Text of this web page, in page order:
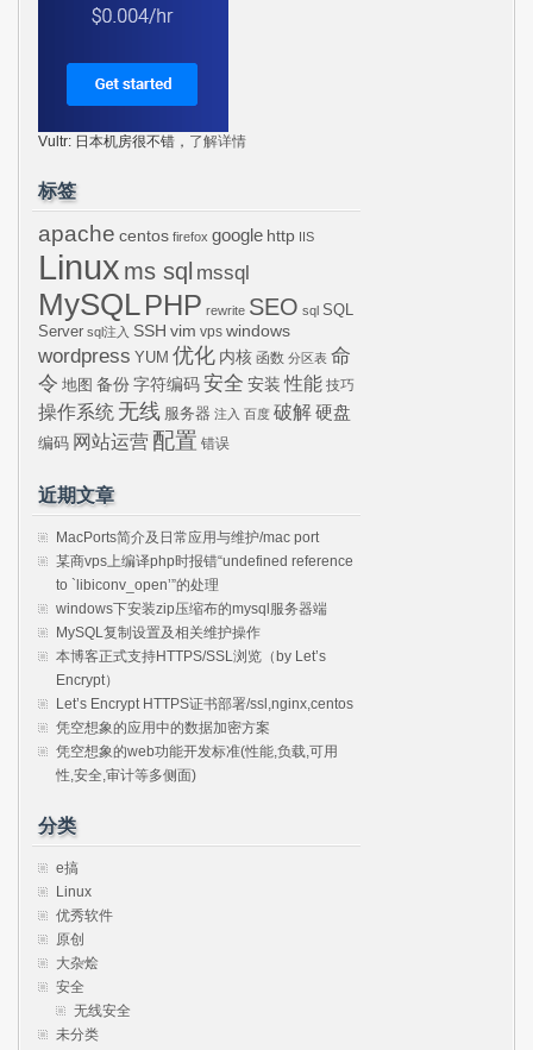
Vultr: 日本机房很不错， 了解详情
标签
apache centos firefox google http IIS
Linux ms sql mssql
MySQLPHP rewrite SEO sql SQL
Server sql注入 SSH vim vps windows
wordpress YUM 优化 内核 函数 分区表 命
令 地图 备份 字符编码 安全 安装 性能 技巧
操作系统 无线 服务器 注入 百度 破解硬盘
编码 网站运营 配置 错误
近期文章
MacPorts简介及日常应用与维护/mac port
某商vps上编译php时报错“undefined reference
to `libiconv_open’”的处理
windows下安装zip压缩布的mysql服务器端
MySQL复制设置及相关维护操作
本博客正式支持HTTPS/SSL浏览（by Let’s
Encrypt）
Let’s Encrypt HTTPS证书部署/ssl,nginx,centos
凭空想象的应用中的数据加密方案
凭空想象的web功能开发标准(性能,负载,可用
性,安全,审计等多侧面)
分类
e搞
Linux
优秀软件
原创
大杂烩
安全
无线安全
未分类